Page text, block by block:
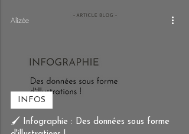
🖌️ Infographie : Des données sous forme
INFOS
Alizée